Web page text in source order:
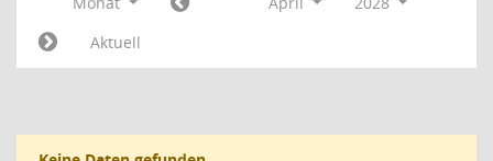
Aktuell